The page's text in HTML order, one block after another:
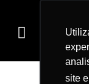
site
site